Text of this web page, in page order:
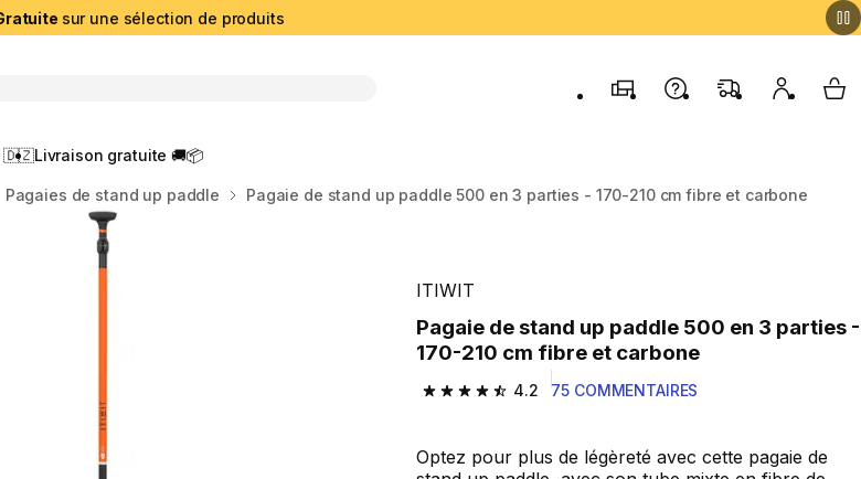
sur une sélection de produits
MagasinsContactez-nous
FAQ Mon My
🇩🇿Livraison gratuite 🚚📦
Pagaies de stand up paddle Pagaie de stand up paddle 500 en 3 parties - 170-210 cm fibre et carbone
ITIWIT
Pagaie de stand up paddle 500 en 3 parties -
170-210 cm fibre et carbone
4.2
4.2 out of 5 stars from 75 reviews
75 COMMENTAIRES
Optez pour plus de légèreté avec cette pagaie de